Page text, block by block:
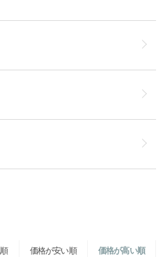
価格が安い順 価格が高い順